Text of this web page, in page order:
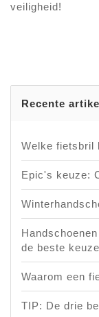
veiligheid!
Recente
Welke fietsbril
Epic's keuze:
de beste
Waarom een
TIP: De drie